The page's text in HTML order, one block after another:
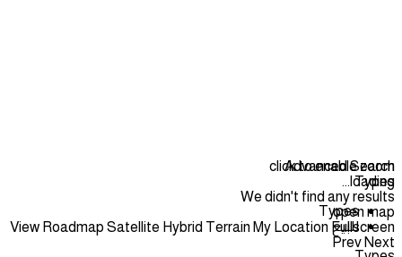
click to enable zoom
loading...
We didn't find any results
open map
View Roadmap Satellite Hybrid Terrain My Location Fullscreen
Prev Next
Advanced Search
Types
Types
للبيع